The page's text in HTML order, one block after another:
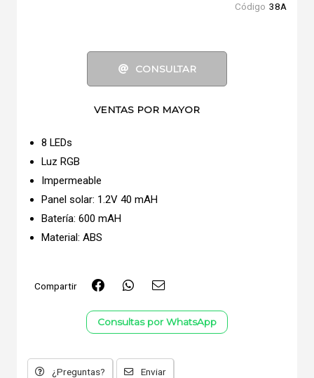
Código 38A
CONSULTAR
VENTAS POR MAYOR
8 LEDs
Luz RGB
Impermeable
Panel solar: 1.2V 40 mAH
Batería: 600 mAH
Material: ABS
Compartir
Consultas por WhatsApp
¿Preguntas? Enviar